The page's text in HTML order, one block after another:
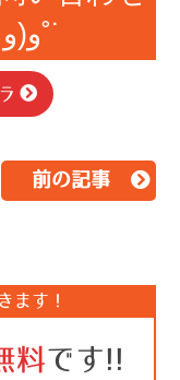
ください♪(❛ᴗ❛ و(و˚˙
前の記事
ます！
料です!!